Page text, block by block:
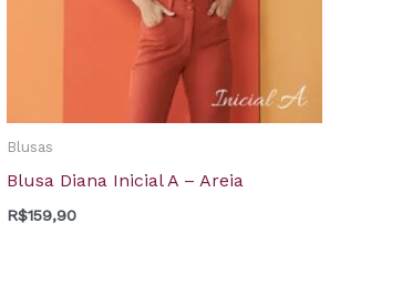
Blusas
Blusa Diana Inicial A – Areia
R$159,90